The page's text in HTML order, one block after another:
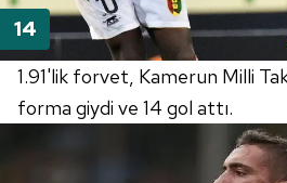
1.91'lik forvet, Kamerun Milli
forma giydi ve 14 gol attı.